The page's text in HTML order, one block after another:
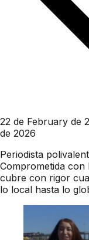
22 de February de
de 2026
Periodista
Comprometida con
cubre con rigor
lo local hasta lo